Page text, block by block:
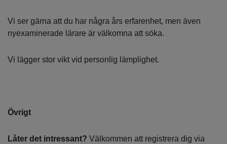
Vi ser gärna att du har några års erfarenhet, men även
nyexaminerade lärare är välkomna att söka.
Vi lägger stor vikt vid personlig lämplighet.
Övrigt
Låter det intressant? Välkommen att registrera dig via